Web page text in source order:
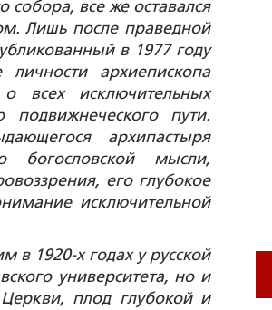
собора, все же оставался
Лишь после праведной
в 1977 году
архиепископа
всех исключительных
подвижнеческого пути.
архипастыря
богословской мысли,
его глубокое
исключительной
в 1920-х годах у русской
университета, но и
плод глубокой и